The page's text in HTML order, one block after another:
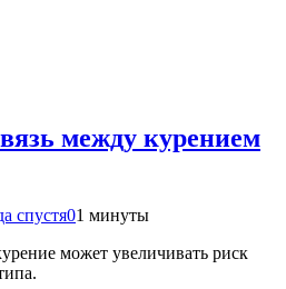
между курением
спустя01 минуты
может увеличивать риск